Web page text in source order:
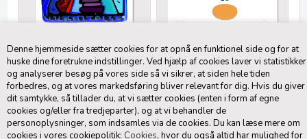
Denne hjemmeside sætter cookies for at opnå en funktionel side og for at
huske dine foretrukne indstillinger. Ved hjælp af cookies laver vi statistikker
og analyserer besøg på vores side så vi sikrer, at siden hele tiden
forbedres, og at vores markedsføring bliver relevant for dig. Hvis du giver
dit samtykke, så tillader du, at vi sætter cookies (enten i form af egne
cookies og/eller fra tredjeparter), og at vi behandler de
personoplysninger, som indsamles via de cookies. Du kan læse mere om
cookies i vores cookiepolitik: Cookies, hvor du også altid har mulighed for
Store Små